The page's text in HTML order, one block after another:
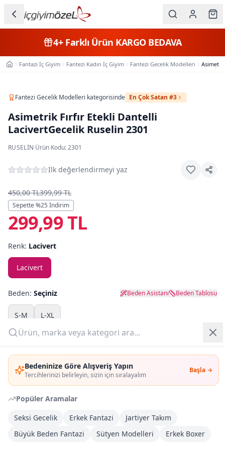
Bedeninize Göre Alışveriş Yapın
Tercihlerinizi belirleyin, sizin için sıralayalım
Başla →
Popüler Aramalar
Seksi Gecelik
Erkek Fantazi
Jartiyer Takım
Büyük Beden Fantazi
Sütyen Modelleri Erkek Boxer
Kategorileri
Erkek
Çocuk
Beden
Markalar
Plaj & Mayo
Yazlık Pijama
Kampanyalar
Yeni Gelenler
OUTLET
Giriş Yap
Üye Ol
4+Farklı Ürün KARGO BEDAVA
Ana SayfaFantazi İç Giyim Fantezi Kadın İç Giyim Fantezi Gecelik Modelleri
Fantezi Gecelik Modelleri kategorisinde En Çok Satan #3
Asimetrik Fırfır Etekli Dantelli
LacivertGecelik Ruselin 2301
RUSELIN·Ürün Kodu:2301
İlk değerlendirmeyi yaz
450,00 TL399,99 TL
Sepette %25 İndirim
299,99 TL
Renk: Lacivert
Lacivert
Beden: Seçiniz Beden Asistanı Beden Tablosu
S-M L-XL
Adet:
Sepete Ekle
DHL Kargoya Teslim